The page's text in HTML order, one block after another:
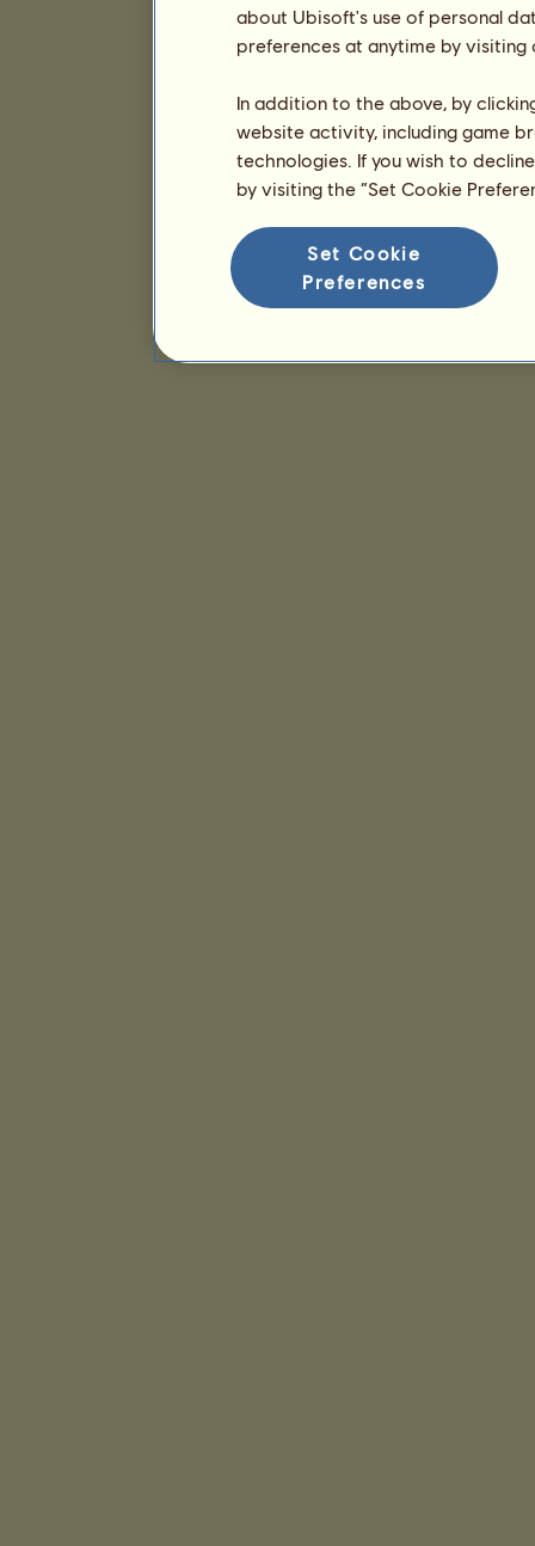
about Ubisoft's use of personal
preferences at anytime by
In addition to the above, by
website activity, including game
technologies. If you wish to
by visiting the “Set Cookie
Set Cookie
Preferences